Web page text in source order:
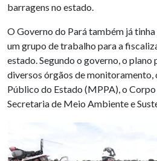
barragens no estado.
O Governo do Pará também já
um grupo de trabalho para a
estado. Segundo o governo, o
diversos órgãos de
Público do Estado (MPPA), o
Secretaria de Meio Ambiente e